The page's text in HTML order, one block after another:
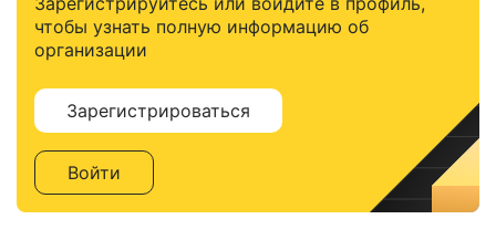
чтобы узнать полную информацию об
организации
Зарегистрироваться
Войти